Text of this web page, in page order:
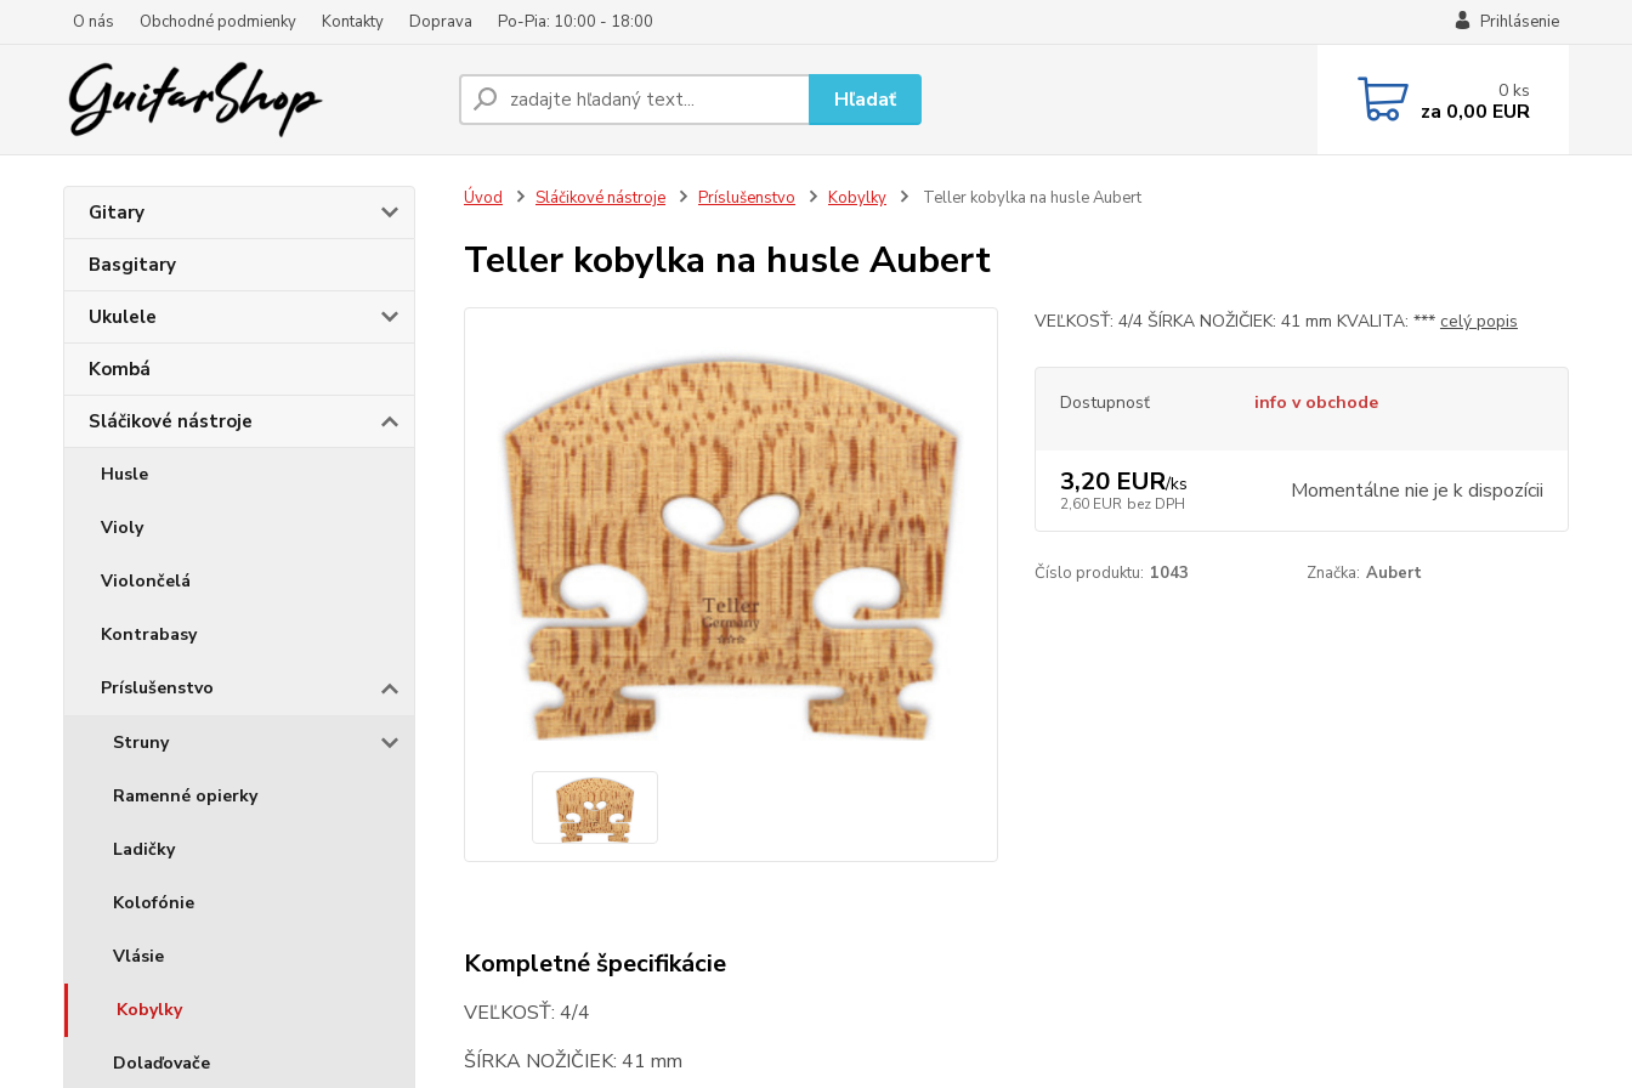
O nás Obchodné podmienky Kontakty Doprava Po-Pia: 10:00 - 18:00 Prihlásenie
Hľadať 0 ks
za 0,00 EUR
Gitary
Basgitary
Ukulele
Kombá
Sláčikové nástroje
Husle
Violy
Violončelá
Kontrabasy
Príslušenstvo
Struny
Ramenné opierky
Ladičky
Kolofónie
Vlásie
Kobylky
Dolaďovače
Úvod Sláčikové nástroje Príslušenstvo Kobylky Teller kobylka na husle Aubert
Teller kobylka na husle Aubert
VEĽKOSŤ: 4/4 ŠÍRKA NOŽIČIEK: 41 mm KVALITA: *** celý popis
Dostupnosť info v obchode
3,20 EUR/ks
2,60 EUR bez DPH Momentálne nie je k dispozícii
Číslo produktu: 1043 Značka: Aubert
Kompletné špecifikácie
VEĽKOSŤ: 4/4
ŠÍRKA NOŽIČIEK: 41 mm